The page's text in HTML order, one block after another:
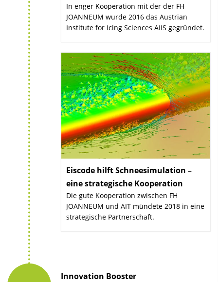
In enger Kooperation mit der der FH
JOANNEUM wurde 2016 das Austrian
Institute for Icing Sciences AIIS gegründet.
Eiscode hilft Schneesimulation –
eine strategische Kooperation
Die gute Kooperation zwischen FH
JOANNEUM und AIT mündete 2018 in eine
strategische Partnerschaft.
Innovation Booster